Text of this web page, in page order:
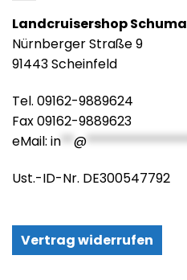
Landcruisershop
Nürnberger Straße 9
91443 Scheinfeld
Tel. 09162-9889624
Fax 09162-9889623
eMail: in**@
Ust.-ID-Nr. DE300547792
Vertrag widerrufen